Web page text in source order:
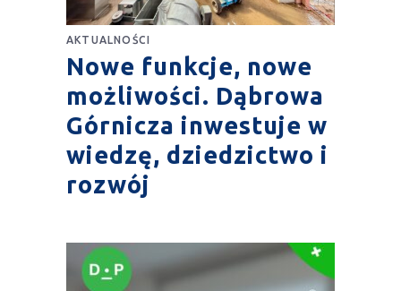
AKTUALNOŚCI
Nowe funkcje, nowe
możliwości. Dąbrowa
Górnicza inwestuje w
wiedzę, dziedzictwo i
rozwój